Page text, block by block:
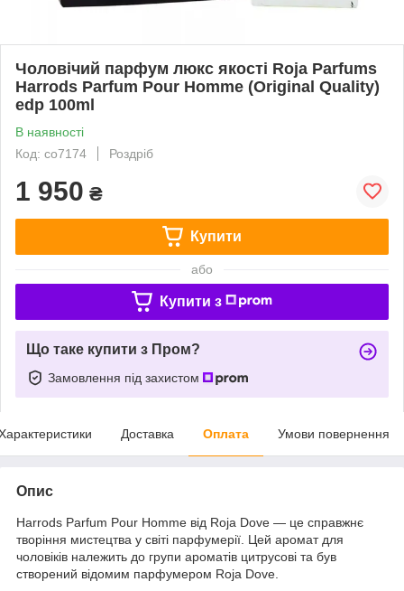
Чоловічий парфум люкс якості Roja Parfums
Harrods Parfum Pour Homme (Original Quality)
edp 100ml
В наявності
Код: co7174
Роздріб
1 950 ₴
Купити
або
Купити з
Що таке купити з Пром?
Замовлення під захистом
Доставка Оплата Умови повернення
Опис
Harrods Parfum Pour Homme від Roja Dove — це справжнє
творіння мистецтва у світі парфумерії. Цей аромат для
чоловіків належить до групи ароматів цитрусові та був
створений відомим парфумером Roja Dove.